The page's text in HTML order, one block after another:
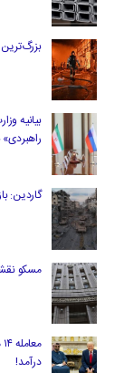
بیانیه
گاردین:
مسکو
درآمد!